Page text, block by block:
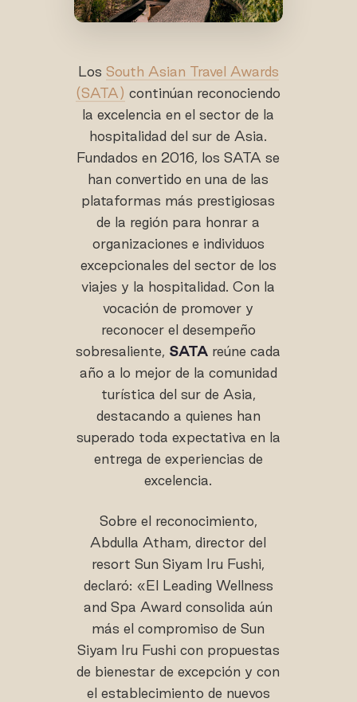
Los South Asian Travel Awards
(SATA) continúan reconociendo
la excelencia en el sector de la
hospitalidad del sur de Asia.
Fundados en 2016, los SATA se
han convertido en una de las
plataformas más prestigiosas
de la región para honrar a
organizaciones e individuos
excepcionales del sector de los
viajes y la hospitalidad. Con la
vocación de promover y
reconocer el desempeño
sobresaliente, SATA reúne cada
año a lo mejor de la comunidad
turística del sur de Asia,
destacando a quienes han
superado toda expectativa en la
entrega de experiencias de
excelencia.
Sobre el reconocimiento,
Abdulla Atham, director del
resort Sun Siyam Iru Fushi,
declaró: «El Leading Wellness
and Spa Award consolida aún
más el compromiso de Sun
Siyam Iru Fushi con propuestas
de bienestar de excepción y con
el establecimiento de nuevos